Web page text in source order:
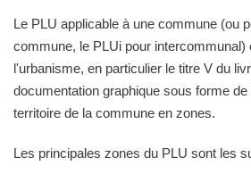
Le PLU applicable à une commune (ou
commune, le PLUi pour intercommunal)
l'urbanisme, en particulier le titre V du
documentation graphique sous forme
territoire de la commune en zones.
Les principales zones du PLU sont les